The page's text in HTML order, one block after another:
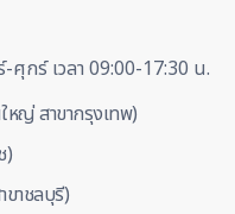
กร์ เวลา 09:00-17:30 น.
หญ่ สาขากรุงเทพ)
)
ขาชลบุรี)